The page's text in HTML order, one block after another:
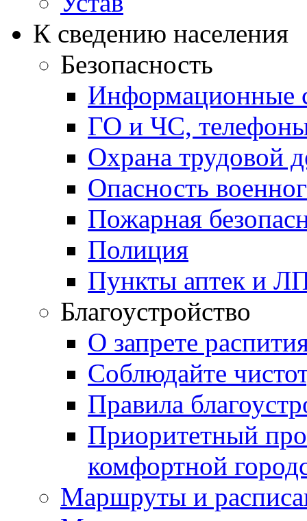
К сведению населения
Безопасность
Информационные
ГО и ЧС,
Охрана трудовой
Опасность
Пожарная
Полиция
Пункты аптек и
Благоустройство
О запрете
Соблюдайте
Правила
Приоритетный
комфортной
Маршруты и